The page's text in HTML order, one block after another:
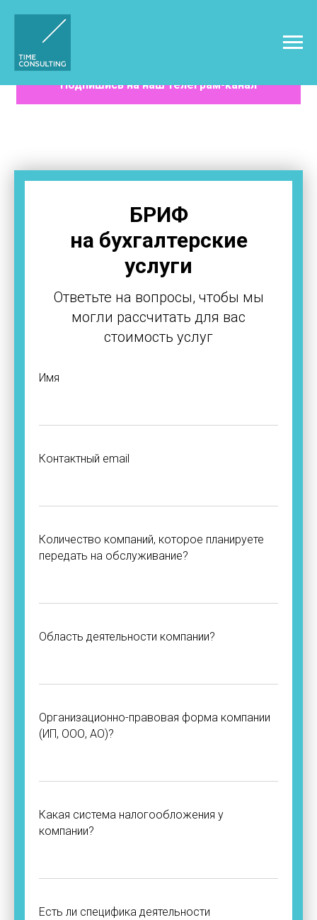
Подпишись на наш телеграм-канал
БРИФ
на бухгалтерские
услуги
Ответьте на вопросы, чтобы мы
могли рассчитать для вас
стоимость услуг
Имя
Контактный email
Количество компаний, которое планируете
передать на обслуживание?
Область деятельности компании?
Организационно-правовая форма компании
(ИП, ООО, АО)?
Какая система налогообложения у
компании?
Есть ли специфика деятельности